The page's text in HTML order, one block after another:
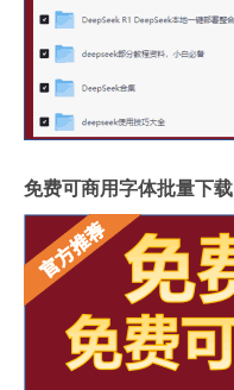
免费可商用字体批量下载